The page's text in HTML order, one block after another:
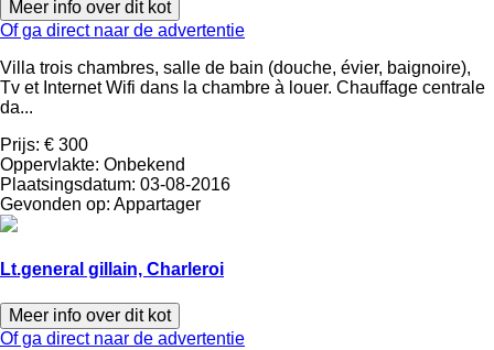
Meer info over dit kot
Of ga direct naar de advertentie
Villa trois chambres, salle de bain (douche, évier, baignoire),
Tv et Internet Wifi dans la chambre à louer. Chauffage centrale
da...
Prijs: € 300
Oppervlakte: Onbekend
Plaatsingsdatum: 03-08-2016
Gevonden op: Appartager
Lt.general gillain, Charleroi
Meer info over dit kot
Of ga direct naar de advertentie